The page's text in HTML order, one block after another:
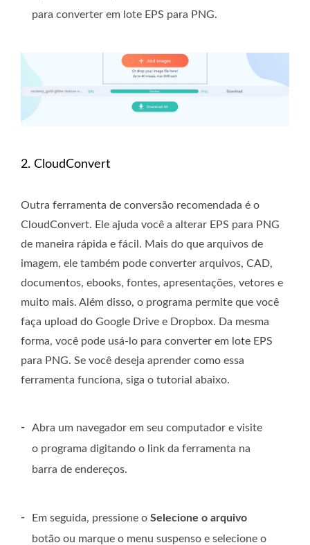
para converter em lote EPS para PNG.
2. CloudConvert
Outra ferramenta de conversão recomendada é o
CloudConvert. Ele ajuda você a alterar EPS para PNG
de maneira rápida e fácil. Mais do que arquivos de
imagem, ele também pode converter arquivos, CAD,
documentos, ebooks, fontes, apresentações, vetores e
muito mais. Além disso, o programa permite que você
faça upload do Google Drive e Dropbox. Da mesma
forma, você pode usá-lo para converter em lote EPS
para PNG. Se você deseja aprender como essa
ferramenta funciona, siga o tutorial abaixo.
-
Abra um navegador em seu computador e visite
o programa digitando o link da ferramenta na
barra de endereços.
- Em seguida, pressione o Selecione o arquivo
botão ou marque o menu suspenso e selecione o